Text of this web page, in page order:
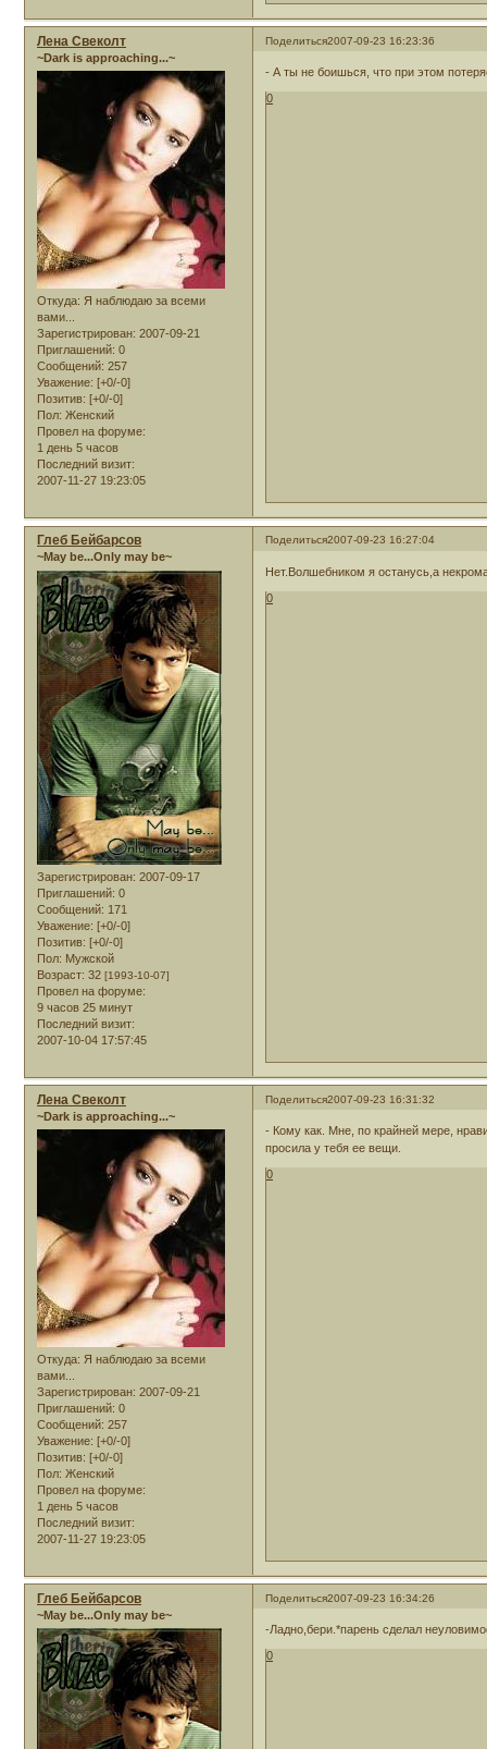
Поделиться2007-09-23 16:23:36
Лена Свеколт
~Dark is approaching...~
Откуда: Я наблюдаю за всеми
вами...
Зарегистрирован: 2007-09-21
Приглашений: 0
Сообщений: 257
Уважение: [+0/-0]
Позитив: [+0/-0]
Пол: Женский
Провел на форуме:
1 день 5 часов
Последний визит:
2007-11-27 19:23:05
- А ты не боишься, что при этом
0
Поделиться2007-09-23 16:27:04
Глеб Бейбарсов
~May be...Only may be~
Зарегистрирован: 2007-09-17
Приглашений: 0
Сообщений: 171
Уважение: [+0/-0]
Позитив: [+0/-0]
Пол: Мужской
Возраст: 32 [1993-10-07]
Провел на форуме:
9 часов 25 минут
Последний визит:
2007-10-04 17:57:45
Нет.Волшебником я останусь,а
0
Поделиться2007-09-23 16:31:32
Лена Свеколт
~Dark is approaching...~
Откуда: Я наблюдаю за всеми
вами...
Зарегистрирован: 2007-09-21
Приглашений: 0
Сообщений: 257
Уважение: [+0/-0]
Позитив: [+0/-0]
Пол: Женский
Провел на форуме:
1 день 5 часов
Последний визит:
2007-11-27 19:23:05
- Кому как. Мне, по крайней мере,
просила у тебя ее вещи.
0
Поделиться2007-09-23 16:34:26
Глеб Бейбарсов
~May be...Only may be~
-Ладно,бери.*парень сделал
0